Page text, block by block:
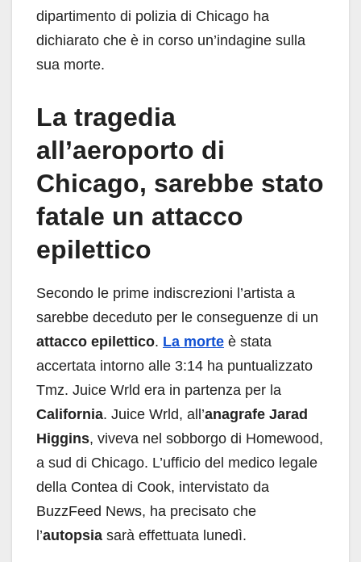
dipartimento di polizia di Chicago ha
dichiarato che è in corso un’indagine sulla
sua morte.
La tragedia
all’aeroporto di
Chicago, sarebbe stato
fatale un attacco
epilettico
Secondo le prime indiscrezioni l’artista a
sarebbe deceduto per le conseguenze di un
attacco epilettico. La morte è stata
accertata intorno alle 3:14 ha puntualizzato
Tmz. Juice Wrld era in partenza per la
California. Juice Wrld, all’anagrafe Jarad
Higgins, viveva nel sobborgo di Homewood,
a sud di Chicago. L’ufficio del medico legale
della Contea di Cook, intervistato da
BuzzFeed News, ha precisato che
l’autopsia sarà effettuata lunedì.